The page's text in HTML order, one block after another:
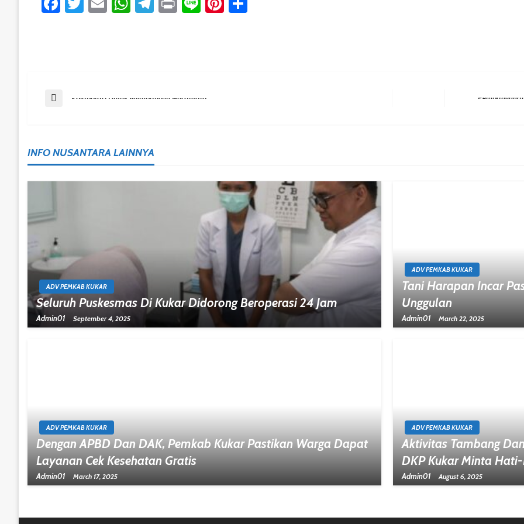
Post
Previous Post Kolaborasi Untuk Membangun Nusantara
INFO NUSANTARA LAINNYA
ADV PEMKAB KUKAR
Seluruh Puskesmas Di Kukar Didorong Beroperasi 24 Jam
Admin01 September 4, 2025
ADV PEMKAB KUKAR
Tani Harapan Incar
Unggulan
Admin01 March 22, 2025
ADV PEMKAB KUKAR
Dengan APBD Dan DAK, Pemkab Kukar Pastikan Warga Dapat
Layanan Cek Kesehatan Gratis
Admin01 March 17, 2025
ADV PEMKAB KUKAR
Aktivitas Tambang
DKP Kukar Minta
Admin01 August 6, 2025